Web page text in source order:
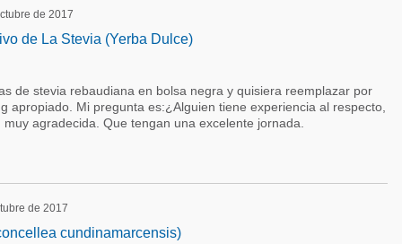
de 2017
de La Stevia (Yerba Dulce)
de stevia rebaudiana en bolsa negra y quisiera reemplazar por
apropiado. Mi pregunta es:¿Alguien tiene experiencia al respecto,
agradecida. Que tengan una excelente jornada.
de 2017
cundinamarcensis)